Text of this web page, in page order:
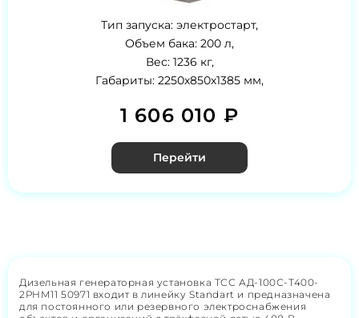
Тип запуска: электростарт,
Объем бака: 200 л,
Вес: 1236 кг,
Габариты: 2250х850х1385 мм,
1 606 010 ₽
Перейти
Дизельная генераторная установка ТСС АД-100С-Т400-
2РНМ11 50971 входит в линейку Standart и предназначена
для постоянного или резервного электроснабжения